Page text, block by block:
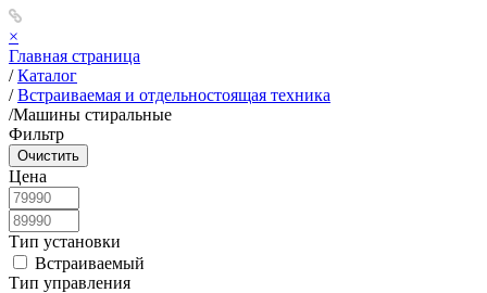
×
Главная страница
/ Каталог
/ Встраиваемая и отдельностоящая техника
/Машины стиральные
Фильтр
Цена
Тип установки
Встраиваемый
Тип управления